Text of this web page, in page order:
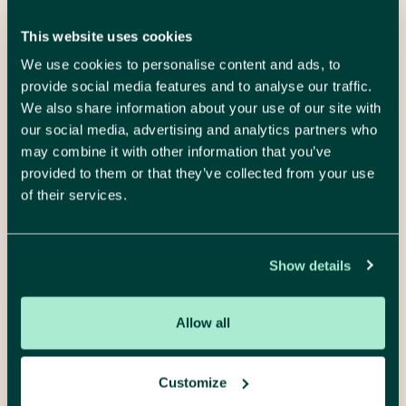
This website uses cookies
We use cookies to personalise content and ads, to
provide social media features and to analyse our traffic.
We also share information about your use of our site with
our social media, advertising and analytics partners who
may combine it with other information that you’ve
provided to them or that they’ve collected from your use
of their services.
Show details
Allow all
Customize
We leren je graag
kennen
Plan een gesprek
We luisteren, denken mee en maken het
concreet. Neem gerust contact op voor
Hélène Verhenne
digitaal project marketeer
Maak een afspraak